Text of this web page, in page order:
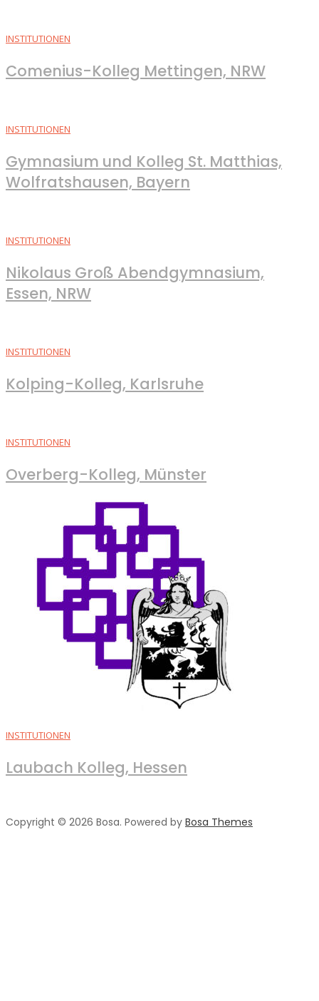
INSTITUTIONEN
Comenius-Kolleg Mettingen, NRW
INSTITUTIONEN
Gymnasium und Kolleg St. Matthias,
Wolfratshausen, Bayern
INSTITUTIONEN
Nikolaus Groß Abendgymnasium,
Essen, NRW
INSTITUTIONEN
Kolping-Kolleg, Karlsruhe
INSTITUTIONEN
Overberg-Kolleg, Münster
INSTITUTIONEN
Laubach Kolleg, Hessen
Copyright © 2026 Bosa. Powered by Bosa Themes